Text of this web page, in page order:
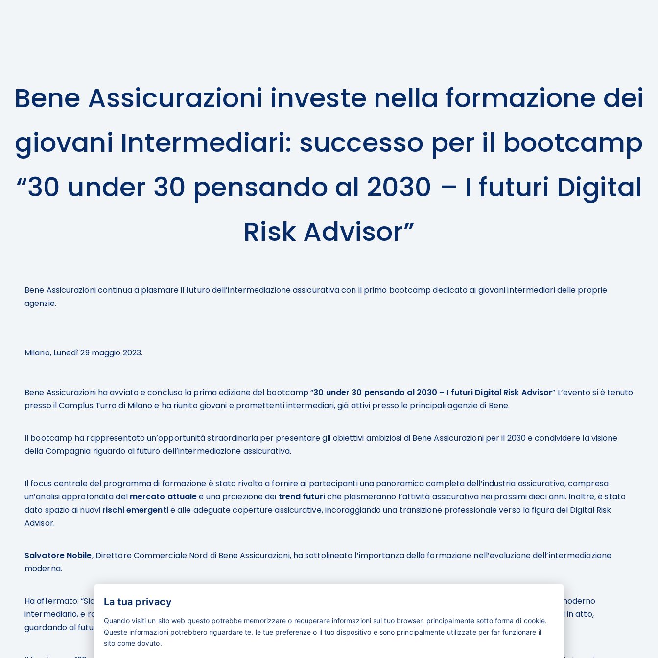
Bene Assicurazioni investe nella formazione dei
giovani Intermediari: successo per il bootcamp
“30 under 30 pensando al 2030 – I futuri Digital
Risk Advisor”
Bene Assicurazioni continua a plasmare il futuro dell’intermediazione assicurativa con il primo bootcamp dedicato ai giovani intermediari delle proprie
agenzie.
Milano, Lunedì 29 maggio 2023.
Bene Assicurazioni ha avviato e concluso la prima edizione del bootcamp “30 under 30 pensando al 2030 – I futuri Digital Risk Advisor” L’evento si è tenuto
presso il Camplus Turro di Milano e ha riunito giovani e promettenti intermediari, già attivi presso le principali agenzie di Bene.
Il bootcamp ha rappresentato un’opportunità straordinaria per presentare gli obiettivi ambiziosi di Bene Assicurazioni per il 2030 e condividere la visione
della Compagnia riguardo al futuro dell’intermediazione assicurativa.
Il focus centrale del programma di formazione è stato rivolto a fornire ai partecipanti una panoramica completa dell’industria assicurativa, compresa
un’analisi approfondita del mercato attualee una proiezione dei trend futuriche plasmeranno l’attività assicurativa nei prossimi dieci anni. Inoltre, è stato
dato spazio ai nuovi rischi emergentie alle adeguate coperture assicurative, incoraggiando una transizione professionale verso la figura del Digital Risk
Advisor.
Salvatore Nobile, Direttore Commerciale Nord di Bene Assicurazioni, ha sottolineato l’importanza della formazione nell’evoluzione dell’intermediazione
moderna.
Ha affermato: “Siamo fortemente convinti che la formazione costituisca una componente essenziale per lo svolgimento dell’attività di un moderno
intermediario, e rappresenti una leva fondamentale per favorirne la crescita e l’evoluzione della professione, per affrontare i cambiamenti in atto,
guardando al futuro con competenza e serenità.”
La tua privacy
Quando visiti un sito web questo potrebbe memorizzare o recuperare informazioni sul tuo browser, principalmente sotto forma di cookie.
Queste informazioni potrebbero riguardare te, le tue preferenze o il tuo dispositivo e sono principalmente utilizzate per far funzionare il
sito come dovuto.